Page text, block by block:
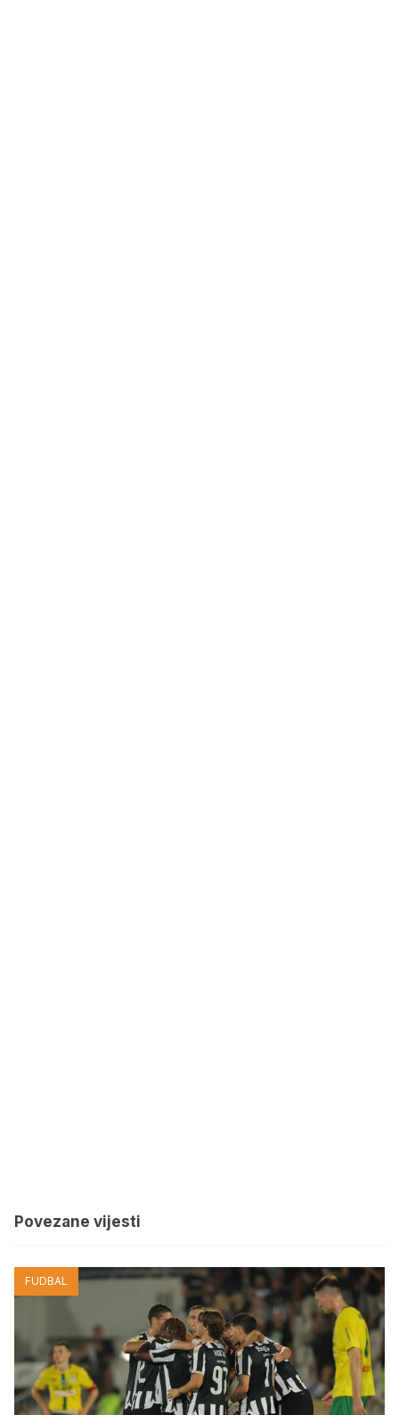
Povezane vijesti
FUDBAL